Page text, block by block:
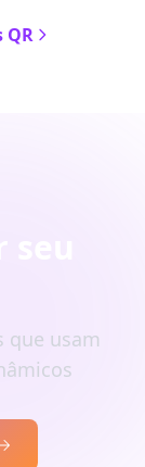
QR
que usam